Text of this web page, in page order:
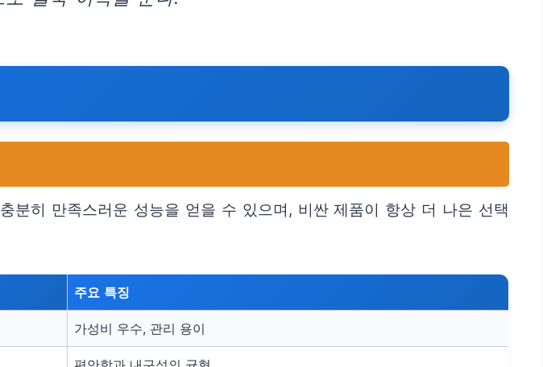
분히 만족스러운 성능을 얻을 수 있으며, 비싼 제품이 항상 더 나은 선택
주요 특징
가성비 우수, 관리 용이